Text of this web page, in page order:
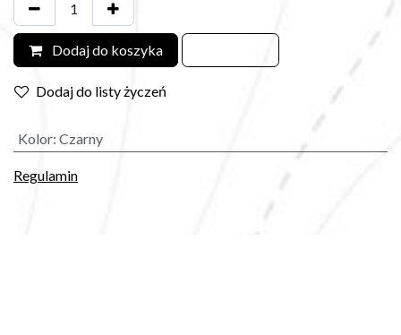
Dodaj do koszyka
Dodaj do listy życzeń
Kolor: Czarny
Regulamin